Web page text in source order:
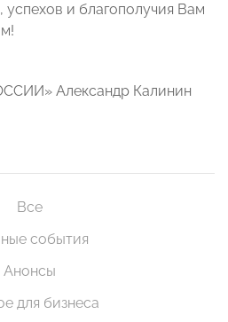
и благополучия Вам
Александр Калинин
Все
события
Анонсы
для бизнеса